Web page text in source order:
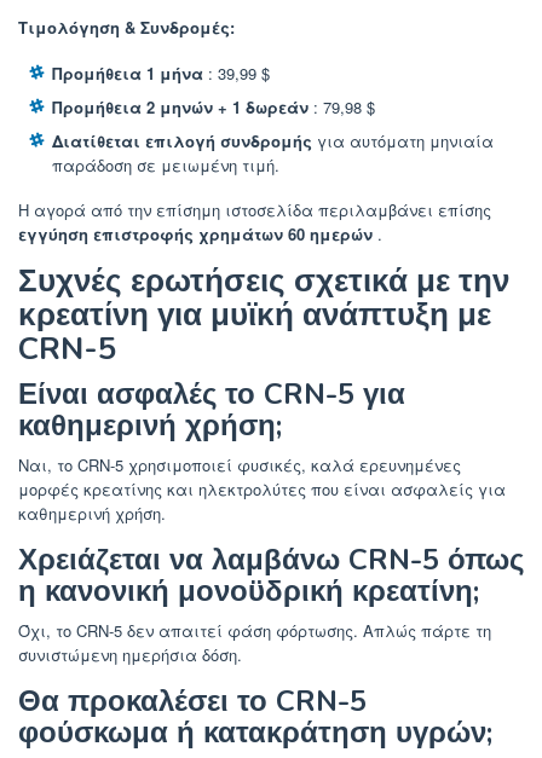
Τιμολόγηση & Συνδρομές:
Προμήθεια 1 μήνα : 39,99 $
Προμήθεια 2 μηνών + 1 δωρεάν : 79,98 $
Διατίθεται επιλογή συνδρομής για αυτόματη μηνιαία
παράδοση σε μειωμένη τιμή.
Η αγορά από την επίσημη ιστοσελίδα περιλαμβάνει επίσης
εγγύηση επιστροφής χρημάτων 60 ημερών .
Συχνές ερωτήσεις σχετικά με την
κρεατίνη για μυϊκή ανάπτυξη με
CRN-5
Είναι ασφαλές το CRN-5 για
καθημερινή χρήση;
Ναι, το CRN-5 χρησιμοποιεί φυσικές, καλά ερευνημένες
μορφές κρεατίνης και ηλεκτρολύτες που είναι ασφαλείς για
καθημερινή χρήση.
Χρειάζεται να λαμβάνω CRN-5 όπως
η κανονική μονοϋδρική κρεατίνη;
Όχι, το CRN-5 δεν απαιτεί φάση φόρτωσης. Απλώς πάρτε τη
συνιστώμενη ημερήσια δόση.
Θα προκαλέσει το CRN-5
φούσκωμα ή κατακράτηση υγρών;